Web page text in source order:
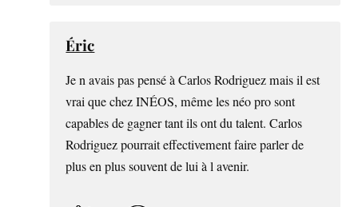
Éric
Je n avais pas pensé à Carlos Rodriguez mais il est
vrai que chez INÉOS, même les néo pro sont
capables de gagner tant ils ont du talent. Carlos
Rodriguez pourrait effectivement faire parler de
plus en plus souvent de lui à l avenir.